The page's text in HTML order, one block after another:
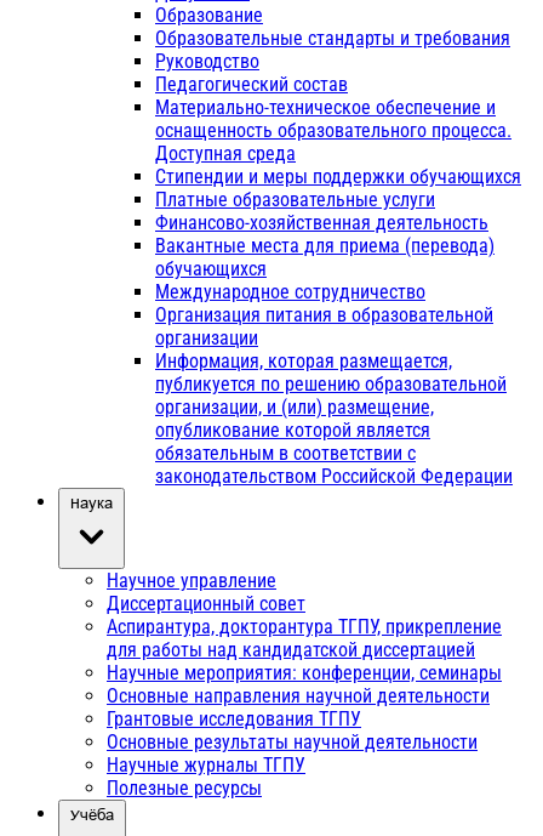
Образование
Образовательные стандарты и требования
Руководство
Педагогический состав
Материально-техническое обеспечение и
оснащенность образовательного процесса.
Доступная среда
Стипендии и меры поддержки обучающихся
Платные образовательные услуги
Финансово-хозяйственная деятельность
Вакантные места для приема (перевода)
обучающихся
Международное сотрудничество
Организация питания в образовательной
организации
Информация, которая размещается,
публикуется по решению образовательной
организации, и (или) размещение,
опубликование которой является
обязательным в соответствии с
законодательством Российской Федерации
Наука
Научное управление
Диссертационный совет
Аспирантура, докторантура ТГПУ, прикрепление
для работы над кандидатской диссертацией
Научные мероприятия: конференции, семинары
Основные направления научной деятельности
Грантовые исследования ТГПУ
Основные результаты научной деятельности
Научные журналы ТГПУ
Полезные ресурсы
Учёба